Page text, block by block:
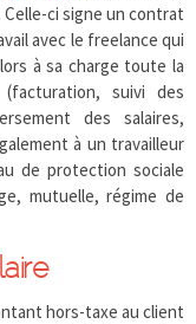
ci signe un contrat
avec le freelance qui
à sa charge toute la
suivi des
des salaires,
à un travailleur
de protection sociale
mutuelle, régime de
hors-taxe au client